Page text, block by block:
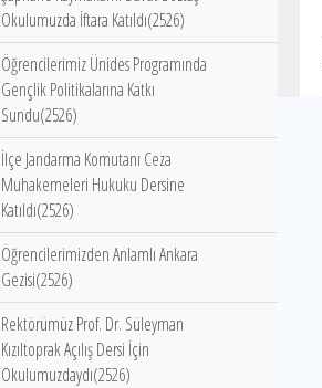
Okulumuzda İftara Katıldı(2526)
Öğrencilerimiz Ünides Programında
Gençlik Politikalarına Katkı
Sundu(2526)
İlçe Jandarma Komutanı Ceza
Muhakemeleri Hukuku Dersine
Katıldı(2526)
Öğrencilerimizden Anlamlı Ankara
Gezisi(2526)
Rektörümüz Prof. Dr. Süleyman
Kızıltoprak Açılış Dersi İçin
Okulumuzdaydı(2526)